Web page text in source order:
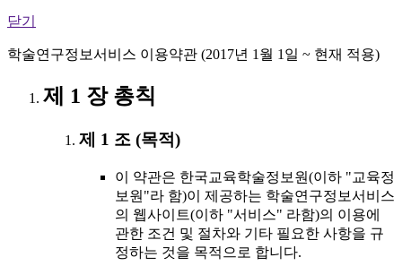
닫기
학술연구정보서비스 이용약관 (2017년 1월 1일 ~ 현재 적용)
제 1 장 총칙
제 1 조 (목적)
이 약관은 한국교육학술정보원(이하 "교육정
보원"라 함)이 제공하는 학술연구정보서비스
의 웹사이트(이하 "서비스" 라함)의 이용에
관한 조건 및 절차와 기타 필요한 사항을 규
정하는 것을 목적으로 합니다.